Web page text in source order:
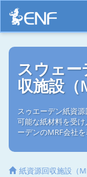
スウェ
収施設（
スゥエーデン紙資
可能な紙材料を受
ーデンのMRF会社を
紙資源回収施設（